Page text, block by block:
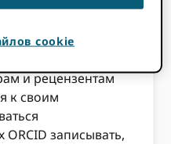
API в
и рецензентам
к своим
записывать,
cookie